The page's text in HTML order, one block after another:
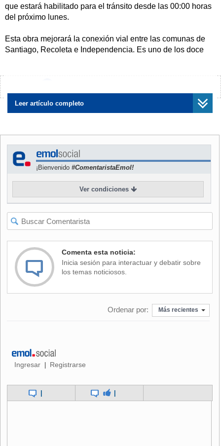
que estará habilitado para el tránsito desde las 00:00 horas
del próximo lunes.
Esta obra mejorará la conexión vial entre las comunas de
Santiago, Recoleta e Independencia. Es uno de los doce
La idea de los proyectistas es descongestionar la Avenida
Independencia, que ahora tendrá un sólo de sentido de
tránsito desde Santos Dumont hacia el sur. Uno de los
exigencias que deberán cumplir los mayoristas que cargan
y descargan sus camiones en este sector. El Ministro
Etcheberry aclaró que, en el largo plazo, ellos deberán
abandonar el centro de Santiago.
Las reacciones de los feriantes fueron inmediatas, ellos se
acercaron al ministro y le hicieron ver que la Vega no puede
desaparecer. Así lo indicó el Presidente de la Asociación de
Comerciantes Establecidos, Aldo Caiozzi, reiterando que
feriantes señalaron que el proceso dejará sin trabajo a más
de 20 mil personas.
Leer artículo completo
¡Bienvenido #ComentaristaEmol!
Ver condiciones
Comenta esta noticia:
Inicia sesión para interactuar y debatir sobre
los temas noticiosos.
Ordenar por: Más recientes
Ingresar Registrarse